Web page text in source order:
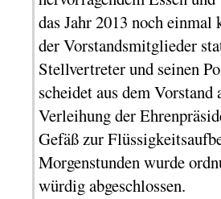
das Jahr 2013 noch einmal
der Vorstandsmitglieder
Stellvertreter und seinen
scheidet aus dem
Verleihung der
Gefäß zur
Morgenstunden wurde
würdig abgeschlossen.